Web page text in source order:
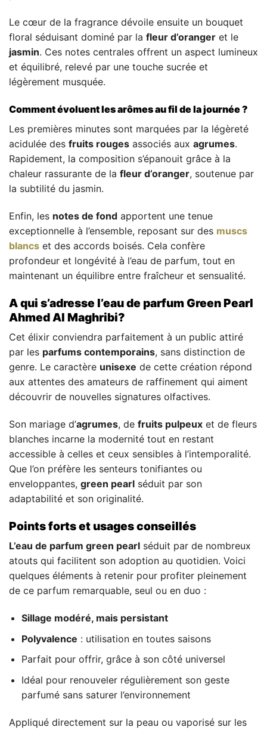
Le cœur de la fragrance dévoile ensuite un bouquet
floral séduisant dominé par la fleur d’oranger et le
jasmin. Ces notes centrales offrent un aspect lumineux
et équilibré, relevé par une touche sucrée et
légèrement musquée.
Comment évoluent les arômes au fil de la journée ?
Les premières minutes sont marquées par la légèreté
acidulée des fruits rouges associés aux agrumes.
Rapidement, la composition s’épanouit grâce à la
chaleur rassurante de la fleur d’oranger, soutenue par
la subtilité du jasmin.
Enfin, les notes de fond apportent une tenue
exceptionnelle à l’ensemble, reposant sur des muscs
blancs et des accords boisés. Cela confère
profondeur et longévité à l’eau de parfum, tout en
maintenant un équilibre entre fraîcheur et sensualité.
A qui s’adresse l’eau de parfum Green Pearl
Ahmed Al Maghribi?
Cet élixir conviendra parfaitement à un public attiré
par les parfums contemporains, sans distinction de
genre. Le caractère unisexe de cette création répond
aux attentes des amateurs de raffinement qui aiment
découvrir de nouvelles signatures olfactives.
Son mariage d’agrumes, de fruits pulpeux et de fleurs
blanches incarne la modernité tout en restant
accessible à celles et ceux sensibles à l’intemporalité.
Que l’on préfère les senteurs tonifiantes ou
enveloppantes, green pearl séduit par son
adaptabilité et son originalité.
Points forts et usages conseillés
L’eau de parfum green pearl séduit par de nombreux
atouts qui facilitent son adoption au quotidien. Voici
quelques éléments à retenir pour profiter pleinement
de ce parfum remarquable, seul ou en duo :
Sillage modéré, mais persistant
Polyvalence : utilisation en toutes saisons
Parfait pour offrir, grâce à son côté universel
Idéal pour renouveler régulièrement son geste
parfumé sans saturer l’environnement
Appliqué directement sur la peau ou vaporisé sur les